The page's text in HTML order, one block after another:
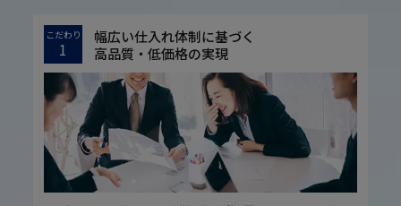
こだわり
1
幅広い仕入れ体制に基づく
高品質・低価格の実現